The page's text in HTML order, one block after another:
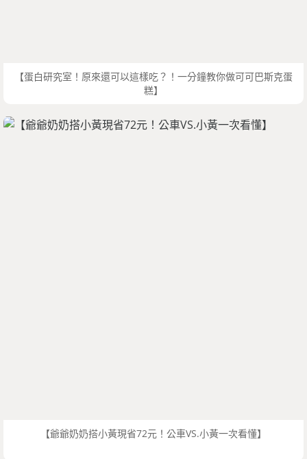
【蛋白研究室！原來還可以這樣吃？！一分鐘教你做可可巴斯克蛋
糕】
【爺爺奶奶搭小黃現省72元！公車VS.小黃一次看懂】